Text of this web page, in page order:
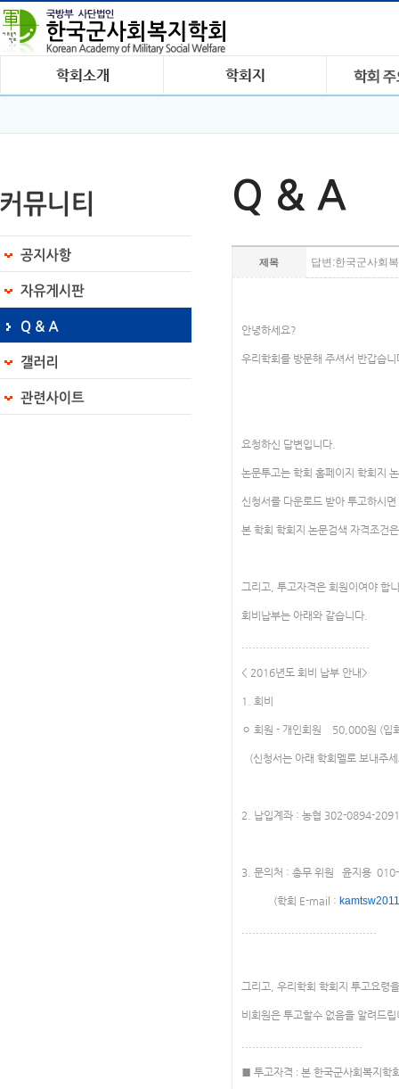
Q & A
제목 답변:한국군사회
안녕하세요?
우리학회를 방문해 주셔서 반갑습
요청하신 답변입니다.
논문투고는 학회 홈페이지 학회지
신청서를 다운로드 받아 투고하시
본 학회 학회지 논문검색 자격조건
그리고, 투고자격은 회원이여야 합
회비납부는 아래와 같습니다.
< 2016년도 회비 납부 안내>
1. 회비
ㅇ 회원 - 개인회원 50,000원 (입
(신청서는 아래 학회멜로 보내주
2. 납입계좌 : 농협 302-0894-
3. 문의처 : 총무 위원 윤지용
(학회 E-mail :
그리고, 우리학회 학회지 투고요령
비회원은 투고할수 없음을 알려드
■ 투고자격 : 본 한국군사회복지학